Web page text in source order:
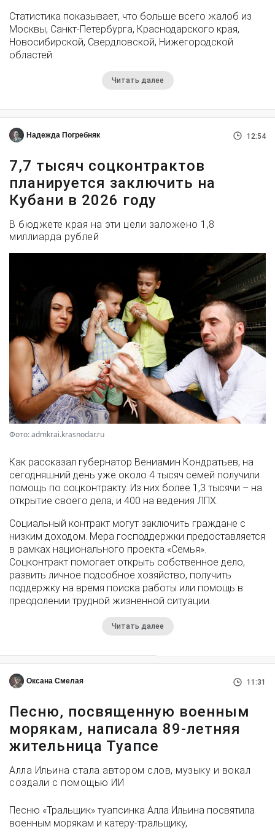
Статистика показывает, что больше всего жалоб из
Москвы, Санкт-Петербурга, Краснодарского края,
Новосибирской, Свердловской, Нижегородской
областей.
Читать далее
Надежда Погребняк 12:54
7,7 тысяч соцконтрактов
планируется заключить на
Кубани в 2026 году
В бюджете края на эти цели заложено 1,8
миллиарда рублей
Фото: admkrai.krasnodar.ru
Как рассказал губернатор Вениамин Кондратьев, на
сегодняшний день уже около 4 тысяч семей получили
помощь по соцконтракту. Из них более 1,3 тысячи – на
открытие своего дела, и 400 на ведения ЛПХ.
Социальный контракт могут заключить граждане с
низким доходом. Мера господдержки предоставляется
в рамках национального проекта «Семья».
Соцконтракт помогает открыть собственное дело,
развить личное подсобное хозяйство, получить
поддержку на время поиска работы или помощь в
преодолении трудной жизненной ситуации.
Читать далее
Оксана Смелая 11:31
Песню, посвященную военным
морякам, написала 89-летняя
жительница Туапсе
Алла Ильина стала автором слов, музыку и вокал
создали с помощью ИИ
Песню «Тральщик» туапсинка Алла Ильина посвятила
военным морякам и катеру-тральщику,